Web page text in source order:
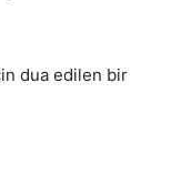
dua edilen bir